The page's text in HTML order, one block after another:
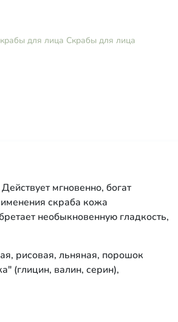
для лица Скрабы для лица
мгновенно, богат
скраба кожа
необыкновенную гладкость,
рисовая, льняная, порошок
(глицин, валин, серин),